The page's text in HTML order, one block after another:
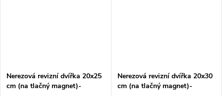
Nerezová revizní dvířka 20x25
cm (na tlačný magnet)-
Nerezová revizní dvířka 20x30
cm (na tlačný magnet)-